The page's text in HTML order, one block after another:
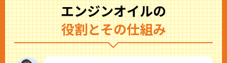
エンジンオイルの
役割とその仕組み